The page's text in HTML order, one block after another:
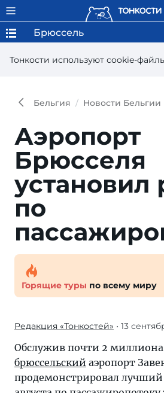
Тонкости используют сookie-
Брюссель
Бельгия Новости Бельгии
Аэропорт
Брюсселя
установил
по
Горящие туры по всему миру
Редакция «Тонкостей» • 13
Обслужив почти 2
брюссельский аэропорт
продемонстрировал лучший